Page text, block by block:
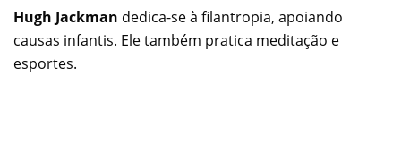
Hugh Jackman dedica-se à filantropia, apoiando
causas infantis. Ele também pratica meditação e
esportes.